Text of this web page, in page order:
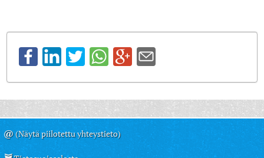
@(Näytä piilotettu yhteystieto)